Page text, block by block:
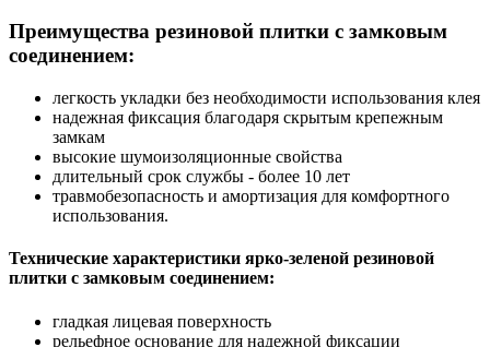
Преимущества резиновой плитки с замковым
соединением:
легкость укладки без необходимости использования клея
надежная фиксация благодаря скрытым крепежным
замкам
высокие шумоизоляционные свойства
длительный срок службы - более 10 лет
травмобезопасность и амортизация для комфортного
использования.
Технические характеристики ярко-зеленой резиновой
плитки с замковым соединением:
гладкая лицевая поверхность
рельефное основание для надежной фиксации